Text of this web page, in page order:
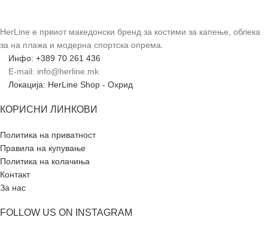
HerLine е првиот македонски бренд за костими за капење, облека
за на плажа и модерна спортска опрема.
Инфо: +389 70 261 436
E-mail: info@herline.mk
Локација: HerLine Shop - Охрид
КОРИСНИ ЛИНКОВИ
Политика на приватност
Правила на купување
Политика на колачиња
Контакт
За нас
FOLLOW US ON INSTAGRAM